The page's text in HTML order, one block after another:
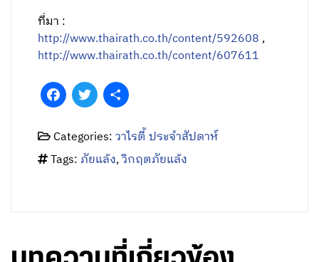
ที่มา :
http://www.thairath.co.th/content/592608 ,
http://www.thairath.co.th/content/607611
FacebookTwitter
Categories:วาไรตี้ ประจำสัปดาห์
Tags:ภัยแล้ง,วิกฤตภัยแล้ง